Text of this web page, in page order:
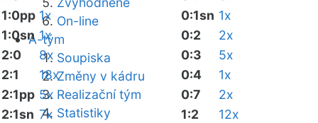
On-line
A-tým
Soupiska
Změny v kádru
Realizační tým
Statistiky
1:0pp 1x
1:0sn 1x
2:0
8x
2:1
18x
2:1pp 5x
2:1sn 7x
0:1sn 1x
0:2
2x
0:3
5x
0:4
1x
0:7
2x
1:2
12x